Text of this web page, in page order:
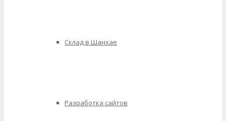
Склад в Шанхае
Разработка сайтов